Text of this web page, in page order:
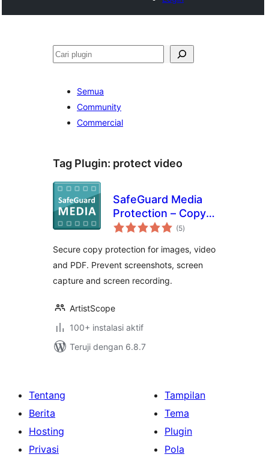
Cari
Semua
Community
Commercial
Tag Plugin: protect video
SafeGuard Media
Protection – Copy
Protect Web Pages
(5total
rating
)
Secure copy protection for images, video
and PDF. Prevent screenshots, screen
capture and screen recording.
ArtistScope
100+ instalasi aktif
Teruji dengan 6.8.7
Tentang
Berita
Hosting
Privasi
Tampilan
Tema
Plugin
Pola